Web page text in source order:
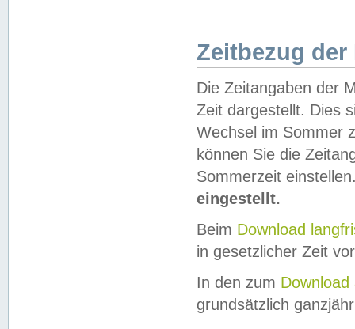
Zeitbezug der
Die Zeitangaben der
Zeit dargestellt. Dies
Wechsel im Sommer
können Sie die
Sommerzeit
eingestellt.
Beim Download
in gesetzlicher Zeit
In den zum Download
grundsätzlich